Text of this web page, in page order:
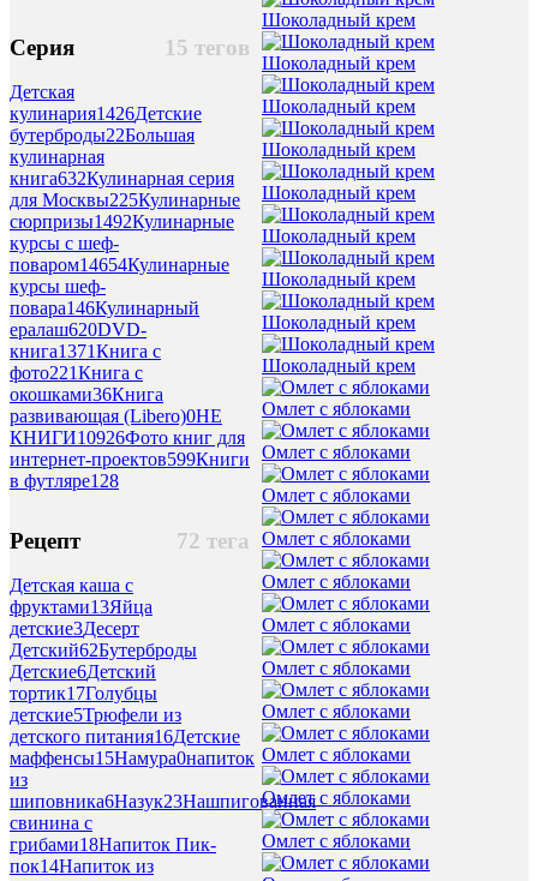
15 тегов
Серия
Детская
кулинария1426Детские
бутерброды22Большая
кулинарная
книга632Кулинарная серия
для Москвы225Кулинарные
сюрпризы1492Кулинарные
курсы с шеф-
поваром14654Кулинарные
курсы шеф-
повара146Кулинарный
ералаш620DVD-
книга1371Книга с
фото221Книга с
окошками36Книга
развивающая (Libero)0НЕ
КНИГИ10926Фото книг для
интернет-проектов599Книги
в футляре128
72 тега
Рецепт
Детская каша с
фруктами13Яйца
детские3Десерт
Детский62Бутерброды
Детские6Детский
тортик17Голубцы
детские5Трюфели из
детского питания16Детские
маффенсы15Намура0напиток
из
шиповника6Назук23Нашпигованная
свинина с
грибами18Напиток Пик-
пок14Напиток из
Шоколадный крем
Шоколадный крем
Шоколадный крем
Шоколадный крем
Шоколадный крем
Шоколадный крем
Шоколадный крем
Шоколадный крем
Шоколадный крем
Омлет с яблоками
Омлет с яблоками
Омлет с яблоками
Омлет с яблоками
Омлет с яблоками
Омлет с яблоками
Омлет с яблоками
Омлет с яблоками
Омлет с яблоками
Омлет с яблоками
Омлет с яблоками